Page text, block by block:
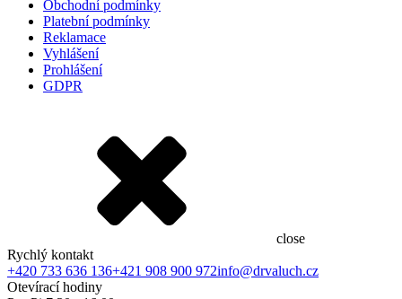
Obchodní podmínky
Platební podmínky
Reklamace
Vyhlášení
Prohlášení
GDPR
close
Rychlý kontakt
+420 733 636 136+421 908 900 972info@drvaluch.cz
Otevírací hodiny